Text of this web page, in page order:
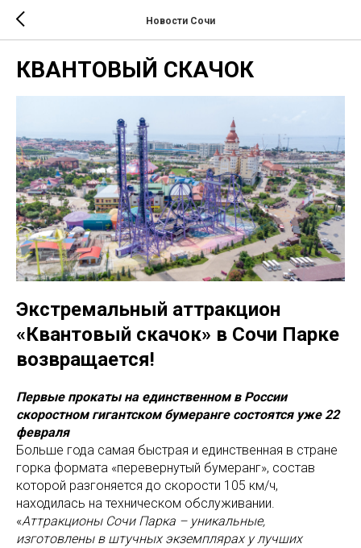
Новости Сочи
КВАНТОВЫЙ СКАЧОК
Экстремальный аттракцион
«Квантовый скачок» в Сочи Парке
возвращается!
Первые прокаты на единственном в России
скоростном гигантском бумеранге состоятся уже 22
февраля
Больше года самая быстрая и единственная в стране
горка формата «перевернутый бумеранг», состав
которой разгоняется до скорости 105 км/ч,
находилась на техническом обслуживании.
«Аттракционы Сочи Парка – уникальные,
изготовлены в штучных экземплярах у лучших